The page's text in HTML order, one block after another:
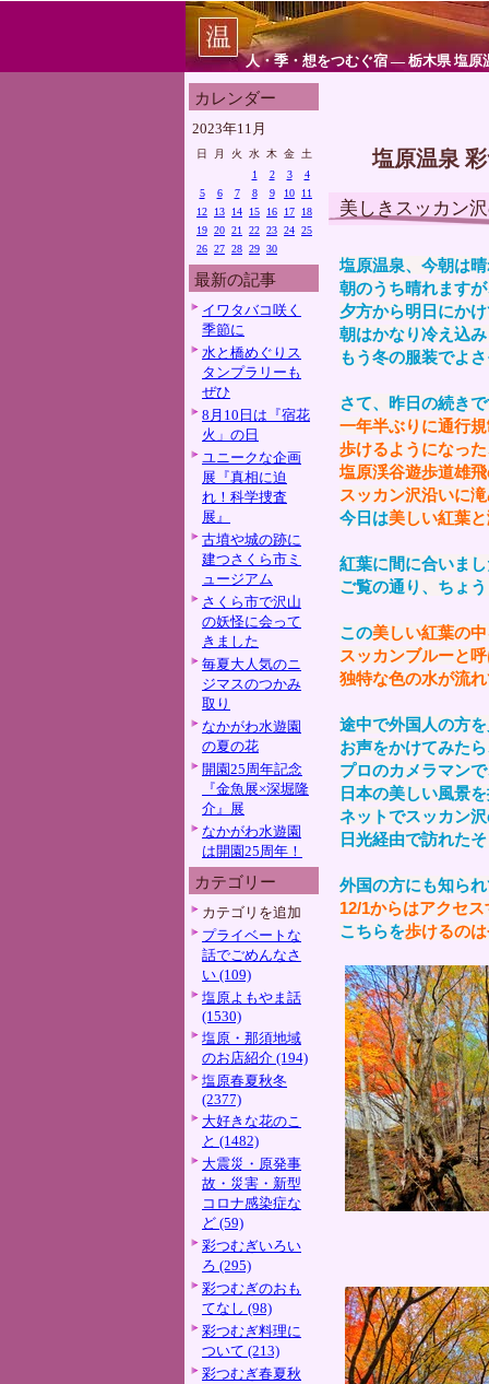
人・季・想をつむぐ宿 ― 栃木県 塩原
カレンダー
2023年11月
日 月 火 水 木 金
土
1
2 3
4
5
6 7 8 9 10
11
12
13 14 15 16 17
18
19 20 21 22 23 24 25
26 27 28 29 30
最新の記事
イワタバコ咲く
季節に
水と橋めぐりス
タンプラリーも
ぜひ
8月10日は『宿花
火」の日
ユニークな企画
展『真相に迫
れ！科学捜査
展』
古墳や城の跡に
建つさくら市ミ
ュージアム
さくら市で沢山
の妖怪に会って
きました
毎夏大人気のニ
ジマスのつかみ
取り
なかがわ水遊園
の夏の花
開園25周年記念
『金魚展×深堀隆
介』展
なかがわ水遊園
は開園25周年！
カテゴリー
カテゴリを追加
プライベートな
話でごめんなさ
い (109)
塩原よもやま話
(1530)
塩原・那須地域
のお店紹介 (194)
塩原春夏秋冬
(2377)
大好きな花のこ
と (1482)
大震災・原発事
故・災害・新型
コロナ感染症な
ど (59)
彩つむぎいろい
ろ (295)
彩つむぎのおも
てなし (98)
彩つむぎ料理に
ついて (213)
彩つむぎ春夏秋
塩原温泉
美しきスッカン
塩原温泉、今朝は
朝のうち晴れます
夕方から明日にか
朝はかなり冷え込
もう冬の服装でよ
さて、昨日の続き
一年半ぶりに通行
歩けるようになっ
塩原渓谷遊歩道雄
スッカン沢沿いに
今日は美しい紅葉
紅葉に間に合いま
ご覧の通り、ちょ
この美しい紅葉の
スッカンブルーと
独特な色の水が流
途中で外国人の方
お声をかけてみた
プロのカメラマン
日本の美しい風景
ネットでスッカン
日光経由で訪れた
外国の方にも知ら
12/1からはアクセ
こちらを歩けるの